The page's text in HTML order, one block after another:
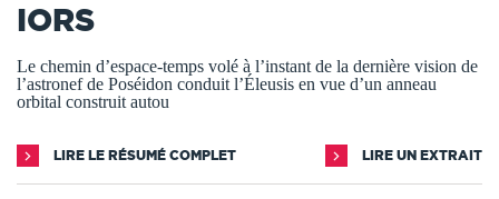
IORS
Le chemin d’espace-temps volé à l’instant de la dernière vision de
l’astronef de Poséidon conduit l’Éleusis en vue d’un anneau
orbital construit autou
LIRE LE RÉSUMÉ COMPLET LIRE UN EXTRAIT